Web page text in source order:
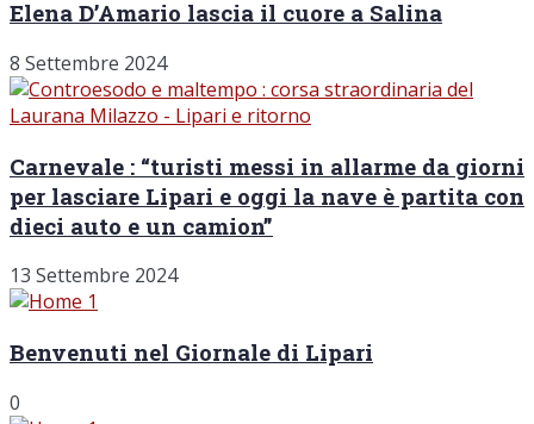
Elena D’Amario lascia il cuore a Salina
8 Settembre 2024
Carnevale : “turisti messi in allarme da giorni
per lasciare Lipari e oggi la nave è partita con
dieci auto e un camion”
13 Settembre 2024
Benvenuti nel Giornale di Lipari
0